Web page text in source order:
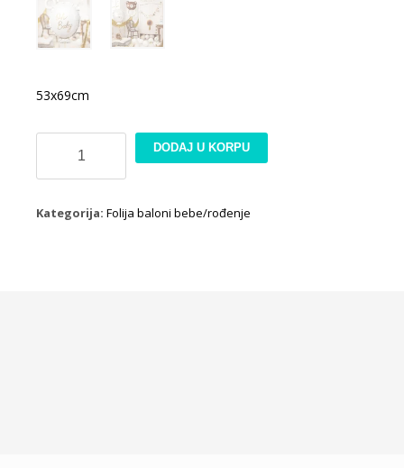
53x69cm
Oh
količina
DODAJ U KORPU
Kategorija: Folija baloni bebe/rođenje